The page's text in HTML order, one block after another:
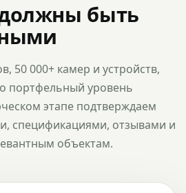
быть
50 000+ камер и устройств,
портфельный уровень
этапе подтверждаем
спецификациями, отзывами и
объектам.